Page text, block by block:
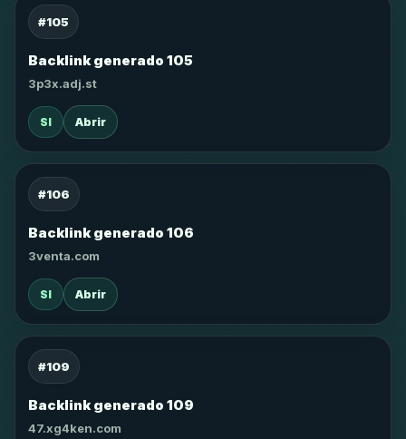
#105
Backlink generado 105
3p3x.adj.st
SI Abrir
#106
Backlink generado 106
3venta.com
SI Abrir
#109
Backlink generado 109
47.xg4ken.com